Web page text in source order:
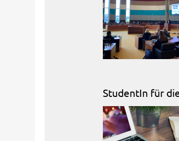
StudentIn für